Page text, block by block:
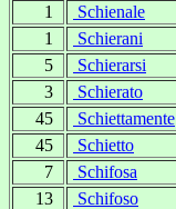
1
Schienale
1
Schierani
5
Schierarsi
3
Schierato
45
Schiettamente
45
Schietto
7
Schifosa
13
Schifoso